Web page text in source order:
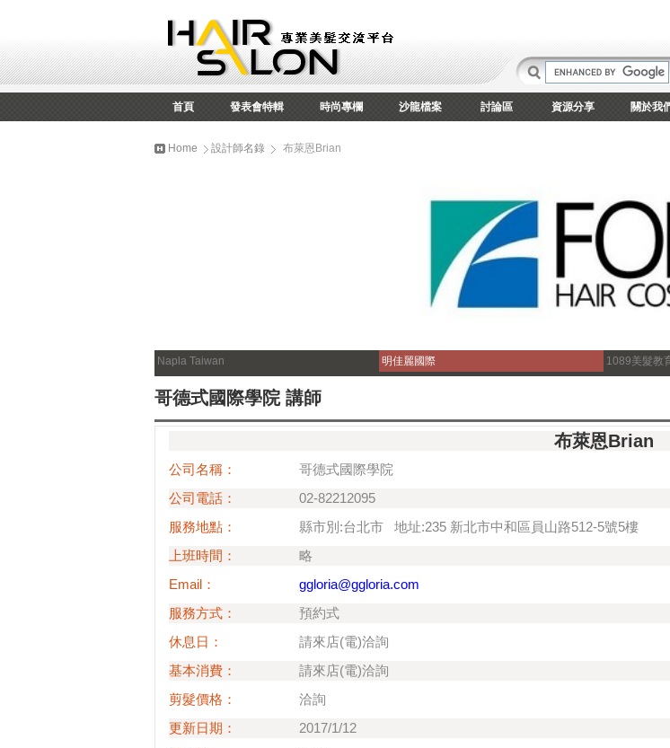
首頁 發表會特輯 時尚專欄 沙龍檔案 討論區 資源分享 關於我
Home 設計師名錄 布萊恩Brian
Napla Taiwan 明佳麗國際 1089美髮教
哥德式國際學院 講師
布萊恩Brian
公司名稱：
哥德式國際學院
公司電話：
02-82212095
服務地點：
縣市別:台北市 地址:235 新北市中和區員山路512-5號5樓
上班時間：
略
Email：
ggloria@ggloria.com
服務方式：
預約式
休息日：
請來店(電)洽詢
基本消費：
請來店(電)洽詢
剪髮價格：
洽詢
更新日期：
2017/1/12